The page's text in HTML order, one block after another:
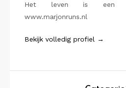
Het leven is een
www.marjonruns.nl
Bekijk volledig profiel →